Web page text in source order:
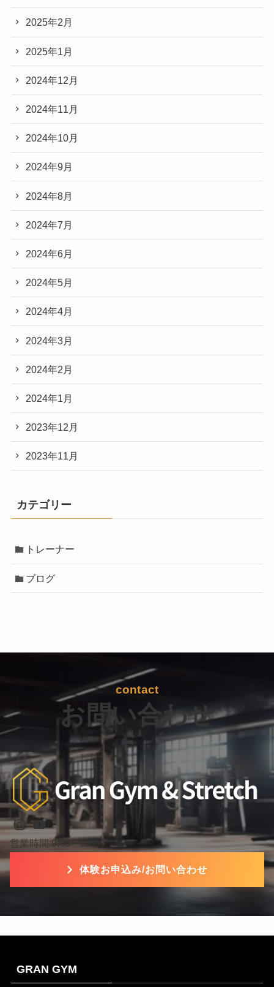
2025年2月
2025年1月
2024年12月
2024年11月
2024年10月
2024年9月
2024年8月
2024年7月
2024年6月
2024年5月
2024年4月
2024年3月
2024年2月
2024年1月
2023年12月
2023年11月
カテゴリー
トレーナー
ブログ
contact
お問い合わせ
Instagram
YouTube
営業時間:9:00〜22:00
体験お申込み/お問い合わせ
GRAN GYM